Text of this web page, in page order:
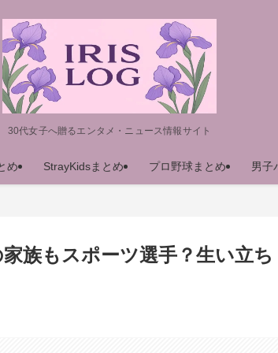
30代女子へ贈るエンタメ・ニュース情報サイト
め StrayKidsまとめ プロ野球まとめ 男子
族もスポーツ選手？生い立ち